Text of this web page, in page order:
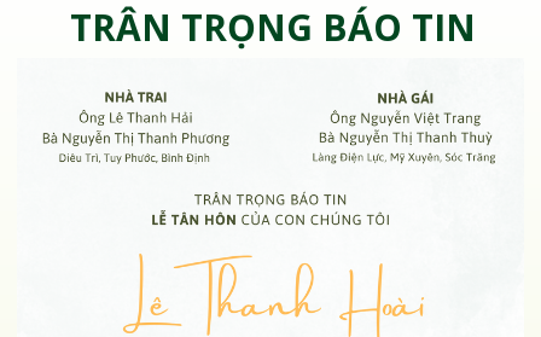
TRÂN TRỌNG BÁO TIN